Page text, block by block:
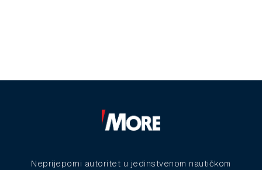
Neprijeporni autoritet u jedinstvenom nautičkom